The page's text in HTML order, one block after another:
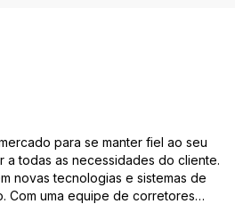
para se manter fiel ao seu
a todas as necessidades do cliente.
novas tecnologias e sistemas de
Com uma equipe de corretores